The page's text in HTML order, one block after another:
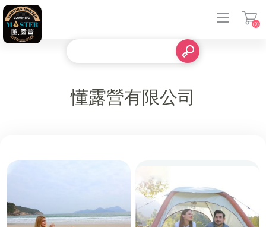
(0)
懂露營有限公司